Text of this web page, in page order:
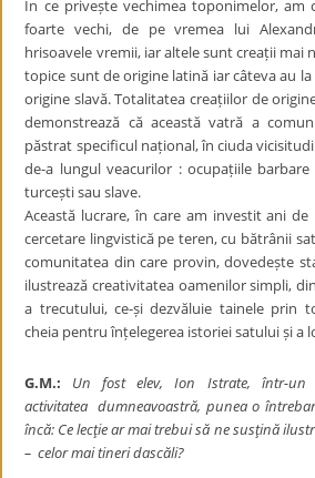
În ce privește vechimea toponimelor, am
foarte vechi, de pe vremea lui
hrisoavele vremii, iar altele sunt creații mai
topice sunt de origine latină iar câteva au
origine slavă. Totalitatea creațiilor de
demonstrează că această vatră a
păstrat specificul național, în ciuda
de-a lungul veacurilor : ocupațiile
turcești sau slave.
Această lucrare, în care am investit ani
cercetare lingvistică pe teren, cu bătrânii
comunitatea din care provin, dovedește
ilustrează creativitatea oamenilor simpli,
a trecutului, ce-și dezvăluie tainele prin
cheia pentru înțelegerea istoriei satului și a
G.M.: Un fost elev, Ion Istrate, într-un
activitatea dumneavoastră, punea o
încă: Ce lecţie ar mai trebui să ne susţină
– celor mai tineri dascăli?